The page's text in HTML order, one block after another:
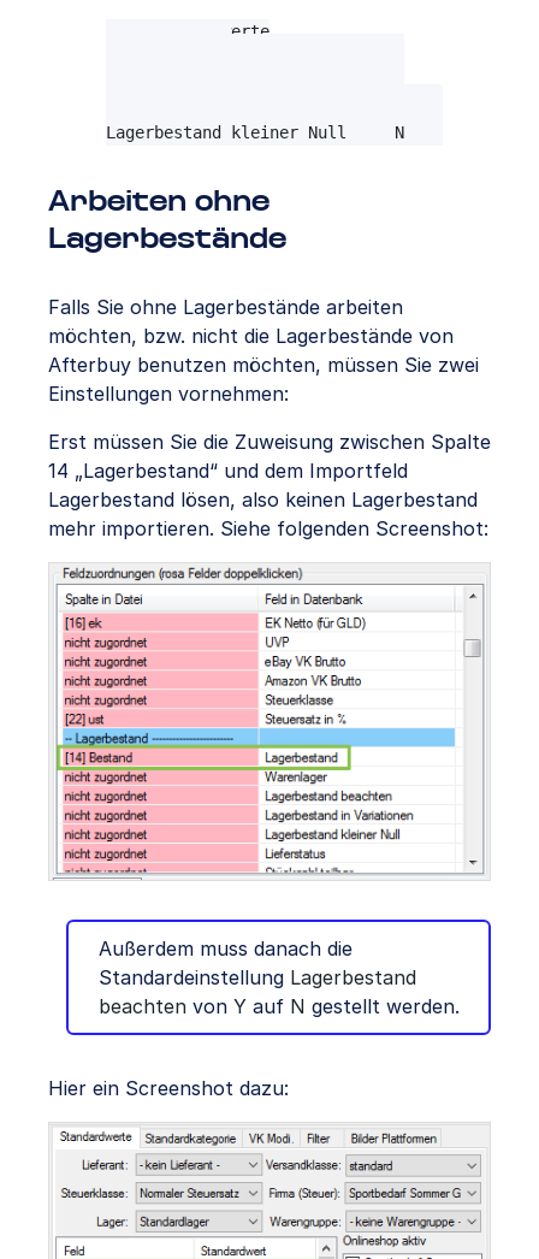
Standardwerte
Lagerbestand kleiner Null     N
Arbeiten ohne
Lagerbestände
Falls Sie ohne Lagerbestände arbeiten
möchten, bzw. nicht die Lagerbestände von
Afterbuy benutzen möchten, müssen Sie zwei
Einstellungen vornehmen:
Erst müssen Sie die Zuweisung zwischen Spalte
14 „Lagerbestand“ und dem Importfeld
Lagerbestand lösen, also keinen Lagerbestand
mehr importieren. Siehe folgenden Screenshot:
Außerdem muss danach die
Standardeinstellung Lagerbestand
beachten von Y auf N gestellt werden.
Hier ein Screenshot dazu: